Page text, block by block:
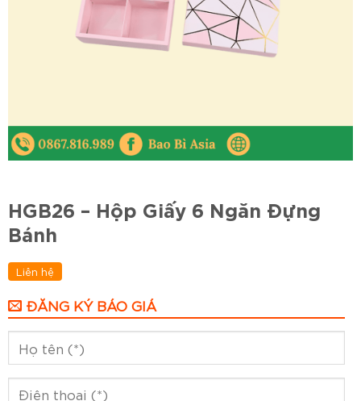
HGB26 – Hộp Giấy 6 Ngăn Đựng
Bánh
Liên hệ
ĐĂNG KÝ BÁO GIÁ